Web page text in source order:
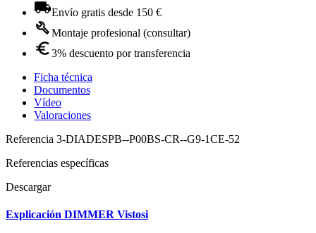
Envío gratis desde 150 €
Montaje profesional (consultar)
3% descuento por transferencia
Ficha técnica
Documentos
Vídeo
Valoraciones
Referencia 3-DIADESPB--P00BS-CR--G9-1CE-52
Referencias específicas
Descargar
Explicación DIMMER Vistosi